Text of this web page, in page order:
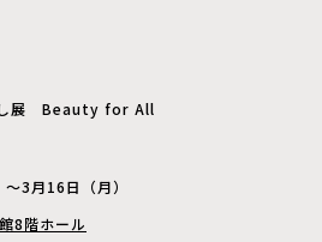
し展 Beauty for All
3月16日（月）
8階ホール